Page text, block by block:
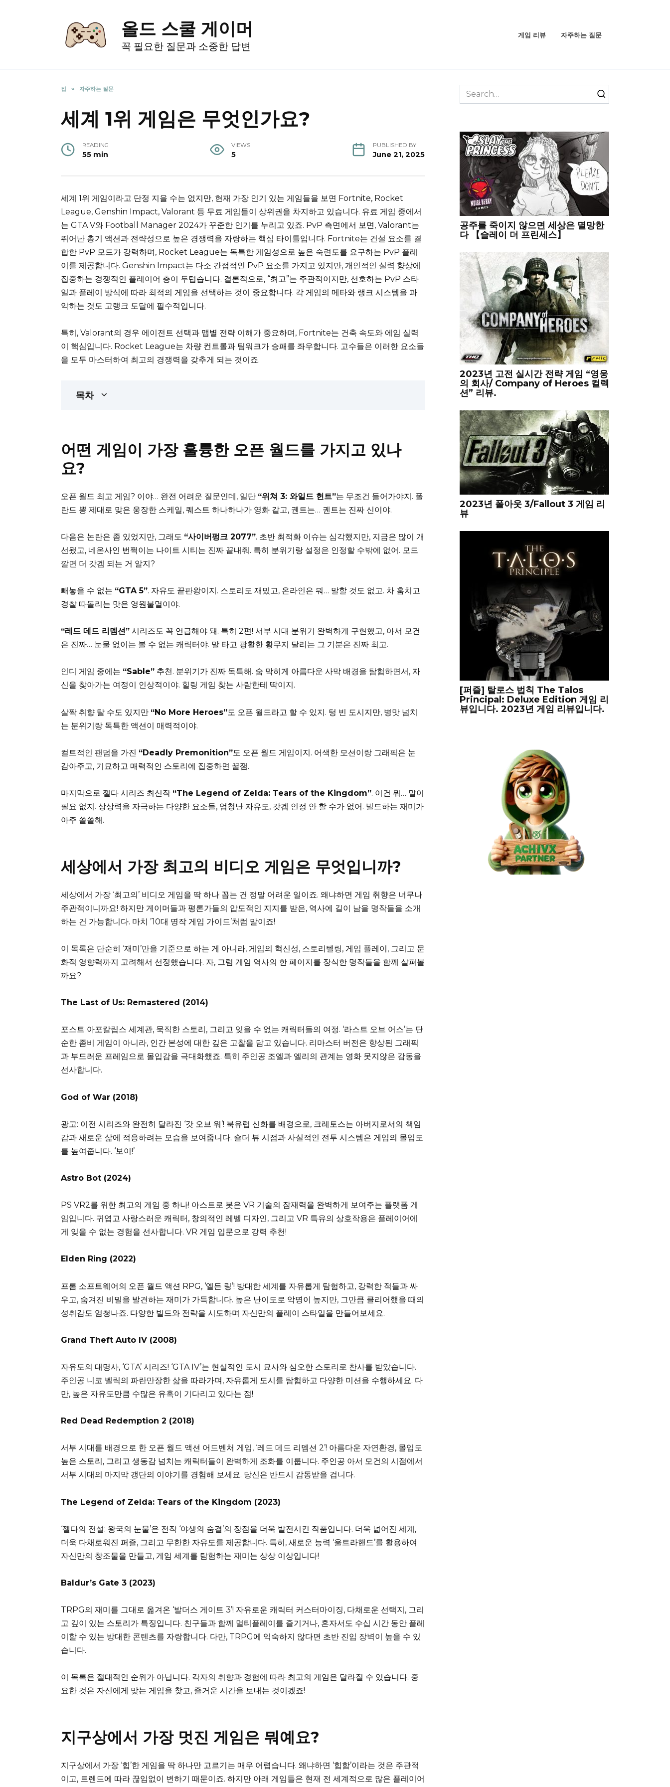
올드 스쿨 게이머
꼭 필요한 질문과 소중한 답변
게임 리뷰 자주하는 질문
집 » 자주하는 질문
세계 1위 게임은 무엇인가요?
READING
55 min
VIEWS
5
PUBLISHED BY
June 21, 2025
세계 1위 게임이라고 단정 지을 수는 없지만, 현재 가장 인기 있는 게임들을 보면 Fortnite, Rocket
League, Genshin Impact, Valorant 등 무료 게임들이 상위권을 차지하고 있습니다. 유료 게임 중에서
는 GTA V와 Football Manager 2024가 꾸준한 인기를 누리고 있죠. PvP 측면에서 보면, Valorant는
뛰어난 총기 액션과 전략성으로 높은 경쟁력을 자랑하는 핵심 타이틀입니다. Fortnite는 건설 요소를 결
합한 PvP 모드가 강력하며, Rocket League는 독특한 게임성으로 높은 숙련도를 요구하는 PvP 플레
이를 제공합니다. Genshin Impact는 다소 간접적인 PvP 요소를 가지고 있지만, 개인적인 실력 향상에
집중하는 경쟁적인 플레이어 층이 두텁습니다. 결론적으로, “최고”는 주관적이지만, 선호하는 PvP 스타
일과 플레이 방식에 따라 최적의 게임을 선택하는 것이 중요합니다. 각 게임의 메타와 랭크 시스템을 파
악하는 것도 고랭크 도달에 필수적입니다.
특히, Valorant의 경우 에이전트 선택과 맵별 전략 이해가 중요하며, Fortnite는 건축 속도와 에임 실력
이 핵심입니다. Rocket League는 차량 컨트롤과 팀워크가 승패를 좌우합니다. 고수들은 이러한 요소들
을 모두 마스터하여 최고의 경쟁력을 갖추게 되는 것이죠.
목차
어떤 게임이 가장 훌륭한 오픈 월드를 가지고 있나
요?
오픈 월드 최고 게임? 이야… 완전 어려운 질문인데, 일단 “위쳐 3: 와일드 헌트”는 무조건 들어가야지. 폴
란드 뽕 제대로 맞은 웅장한 스케일, 퀘스트 하나하나가 영화 같고, 궨트는… 궨트는 진짜 신이야.
다음은 논란은 좀 있었지만, 그래도 “사이버펑크 2077”. 초반 최적화 이슈는 심각했지만, 지금은 많이 개
선됐고, 네온사인 번쩍이는 나이트 시티는 진짜 끝내줘. 특히 분위기랑 설정은 인정할 수밖에 없어. 모드
깔면 더 갓겜 되는 거 알지?
빼놓을 수 없는 “GTA 5”. 자유도 끝판왕이지. 스토리도 재밌고, 온라인은 뭐… 말할 것도 없고. 차 훔치고
경찰 따돌리는 맛은 영원불멸이야.
“레드 데드 리뎀션” 시리즈도 꼭 언급해야 돼. 특히 2편! 서부 시대 분위기 완벽하게 구현했고, 아서 모건
은 진짜… 눈물 없이는 볼 수 없는 캐릭터야. 말 타고 광활한 황무지 달리는 그 기분은 진짜 최고.
인디 게임 중에는 “Sable” 추천. 분위기가 진짜 독특해. 숨 막히게 아름다운 사막 배경을 탐험하면서, 자
신을 찾아가는 여정이 인상적이야. 힐링 게임 찾는 사람한테 딱이지.
살짝 취향 탈 수도 있지만 “No More Heroes”도 오픈 월드라고 할 수 있지. 텅 빈 도시지만, 병맛 넘치
는 분위기랑 독특한 액션이 매력적이야.
컬트적인 팬덤을 가진 “Deadly Premonition”도 오픈 월드 게임이지. 어색한 모션이랑 그래픽은 눈
감아주고, 기묘하고 매력적인 스토리에 집중하면 꿀잼.
마지막으로 젤다 시리즈 최신작 “The Legend of Zelda: Tears of the Kingdom”. 이건 뭐… 말이
필요 없지. 상상력을 자극하는 다양한 요소들, 엄청난 자유도, 갓겜 인정 안 할 수가 없어. 빌드하는 재미가
아주 쏠쏠해.
세상에서 가장 최고의 비디오 게임은 무엇입니까?
세상에서 가장 ‘최고의’ 비디오 게임을 딱 하나 꼽는 건 정말 어려운 일이죠. 왜냐하면 게임 취향은 너무나
주관적이니까요! 하지만 게이머들과 평론가들의 압도적인 지지를 받은, 역사에 길이 남을 명작들을 소개
하는 건 가능합니다. 마치 ’10대 명작 게임 가이드’처럼 말이죠!
이 목록은 단순히 ‘재미’만을 기준으로 하는 게 아니라, 게임의 혁신성, 스토리텔링, 게임 플레이, 그리고 문
화적 영향력까지 고려해서 선정했습니다. 자, 그럼 게임 역사의 한 페이지를 장식한 명작들을 함께 살펴볼
까요?
The Last of Us: Remastered (2014)
포스트 아포칼립스 세계관, 묵직한 스토리, 그리고 잊을 수 없는 캐릭터들의 여정. ‘라스트 오브 어스’는 단
순한 좀비 게임이 아니라, 인간 본성에 대한 깊은 고찰을 담고 있습니다. 리마스터 버전은 향상된 그래픽
과 부드러운 프레임으로 몰입감을 극대화했죠. 특히 주인공 조엘과 엘리의 관계는 영화 못지않은 감동을
선사합니다.
God of War (2018)
광고: 이전 시리즈와 완전히 달라진 ‘갓 오브 워’! 북유럽 신화를 배경으로, 크레토스는 아버지로서의 책임
감과 새로운 삶에 적응하려는 모습을 보여줍니다. 숄더 뷰 시점과 사실적인 전투 시스템은 게임의 몰입도
를 높여줍니다. ‘보이!’
Astro Bot (2024)
PS VR2를 위한 최고의 게임 중 하나! 아스트로 봇은 VR 기술의 잠재력을 완벽하게 보여주는 플랫폼 게
임입니다. 귀엽고 사랑스러운 캐릭터, 창의적인 레벨 디자인, 그리고 VR 특유의 상호작용은 플레이어에
게 잊을 수 없는 경험을 선사합니다. VR 게임 입문으로 강력 추천!
Elden Ring (2022)
프롬 소프트웨어의 오픈 월드 액션 RPG, ‘엘든 링’! 방대한 세계를 자유롭게 탐험하고, 강력한 적들과 싸
우고, 숨겨진 비밀을 발견하는 재미가 가득합니다. 높은 난이도로 악명이 높지만, 그만큼 클리어했을 때의
성취감도 엄청나죠. 다양한 빌드와 전략을 시도하며 자신만의 플레이 스타일을 만들어보세요.
Grand Theft Auto IV (2008)
자유도의 대명사, ‘GTA’ 시리즈! ‘GTA IV’는 현실적인 도시 묘사와 심오한 스토리로 찬사를 받았습니다.
주인공 니코 벨릭의 파란만장한 삶을 따라가며, 자유롭게 도시를 탐험하고 다양한 미션을 수행하세요. 다
만, 높은 자유도만큼 수많은 유혹이 기다리고 있다는 점!
Red Dead Redemption 2 (2018)
서부 시대를 배경으로 한 오픈 월드 액션 어드벤처 게임, ‘레드 데드 리뎀션 2’! 아름다운 자연환경, 몰입도
높은 스토리, 그리고 생동감 넘치는 캐릭터들이 완벽하게 조화를 이룹니다. 주인공 아서 모건의 시점에서
서부 시대의 마지막 갱단의 이야기를 경험해 보세요. 당신은 반드시 감동받을 겁니다.
The Legend of Zelda: Tears of the Kingdom (2023)
‘젤다의 전설: 왕국의 눈물’은 전작 ‘야생의 숨결’의 장점을 더욱 발전시킨 작품입니다. 더욱 넓어진 세계,
더욱 다채로워진 퍼즐, 그리고 무한한 자유도를 제공합니다. 특히, 새로운 능력 ‘울트라핸드’를 활용하여
자신만의 창조물을 만들고, 게임 세계를 탐험하는 재미는 상상 이상입니다!
Baldur’s Gate 3 (2023)
TRPG의 재미를 그대로 옮겨온 ‘발더스 게이트 3’! 자유로운 캐릭터 커스터마이징, 다채로운 선택지, 그리
고 깊이 있는 스토리가 특징입니다. 친구들과 함께 멀티플레이를 즐기거나, 혼자서도 수십 시간 동안 플레
이할 수 있는 방대한 콘텐츠를 자랑합니다. 다만, TRPG에 익숙하지 않다면 초반 진입 장벽이 높을 수 있
습니다.
이 목록은 절대적인 순위가 아닙니다. 각자의 취향과 경험에 따라 최고의 게임은 달라질 수 있습니다. 중
요한 것은 자신에게 맞는 게임을 찾고, 즐거운 시간을 보내는 것이겠죠!
지구상에서 가장 멋진 게임은 뭐예요?
지구상에서 가장 ‘힙’한 게임을 딱 하나만 고르기는 매우 어렵습니다. 왜냐하면 ‘힙함’이라는 것은 주관적
이고, 트렌드에 따라 끊임없이 변하기 때문이죠. 하지만 아래 게임들은 현재 전 세계적으로 많은 플레이어
Search
for:
공주를 죽이지 않으면 세상은 멸망한
다 【슬레이 더 프린세스】
2023년 고전 실시간 전략 게임 “영웅
의 회사/ Company of Heroes 컬렉
션” 리뷰.
2023년 폴아웃 3/Fallout 3 게임 리
뷰
[퍼즐] 탈로스 법칙 The Talos
Principal: Deluxe Edition 게임 리
뷰입니다. 2023년 게임 리뷰입니다.